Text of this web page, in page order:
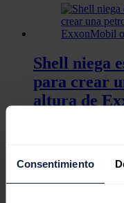
Consentimiento
Shell niega
para crear
altura de
Castellón